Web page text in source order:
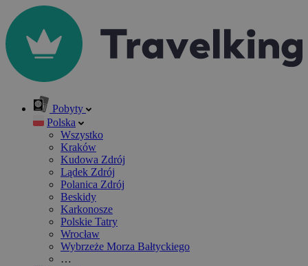
Pobyty
Polska
Wszystko
Kraków
Kudowa Zdrój
Lądek Zdrój
Polanica Zdrój
Beskidy
Karkonosze
Polskie Tatry
Wrocław
Wybrzeże Morza Bałtyckiego
…